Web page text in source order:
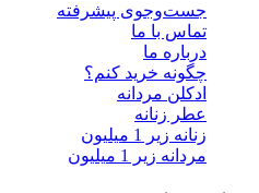
جست‌وجوی پیشرفته
تماس با ما
درباره ما
چگونه خرید کنم؟
ادکلن مردانه
عطر زنانه
زنانه زیر 1 میلیون
مردانه زیر 1 میلیون